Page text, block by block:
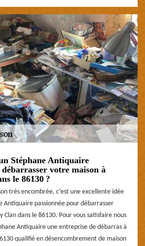
Stéphane Antiquaire
votre maison à
le 86130 ?
très encombrée, c’est une excellente idée
Antiquaire passionnée pour débarrasser
Clan dans le 86130. Pour vous satisfaire nous
Antiquaire une entreprise de débarras à
qualifié en désencombrement de maison